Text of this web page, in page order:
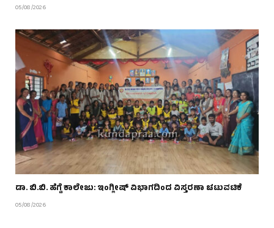
05/08/2026
ಡಾ. ಬಿ.ಬಿ. ಹೆಗ್ಡೆ ಕಾಲೇಜು: ಇಂಗ್ಲೀಷ್ ವಿಭಾಗದಿಂದ ವಿಸ್ತರಣಾ ಚಟುವಟಿಕೆ
05/08/2026